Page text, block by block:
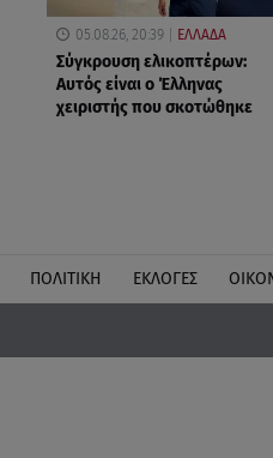
05.08.26, 20:39 ΕΛΛΑΔΑ
Σύγκρουση ελικοπτέρων:
Αυτός είναι ο Έλληνας
χειριστής που σκοτώθηκε
ΠΟΛΙΤΙΚΗ ΕΚΛΟΓΕΣ